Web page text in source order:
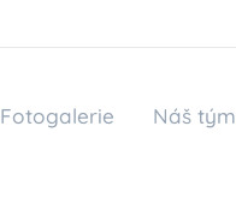
Fotogalerie Náš tým